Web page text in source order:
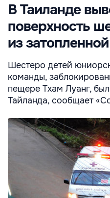
В Таиланде
поверхность
из
Шестеро детей
команды,
пещере Тхам Луанг,
Тайланда, сообщает